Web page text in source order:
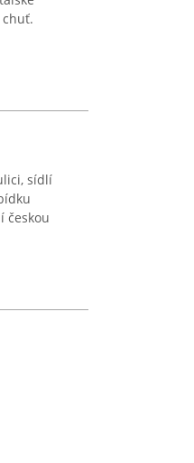
sídlí
českou